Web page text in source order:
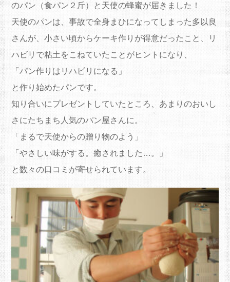
のパン（食パン２斤）と天使の蜂蜜が届きました！
天使のパンは、事故で全身まひになってしまった多以良
さんが、小さい頃からケーキ作りが得意だったこと、リ
ハビリで粘土をこねていたことがヒントになり、
「パン作りはリハビリになる」
と作り始めたパンです。
知り合いにプレゼントしていたところ、あまりのおいし
さにたちまち人気のパン屋さんに。
「まるで天使からの贈り物のよう」
「やさしい味がする。癒されました…。」
と数々の口コミが寄せられています。